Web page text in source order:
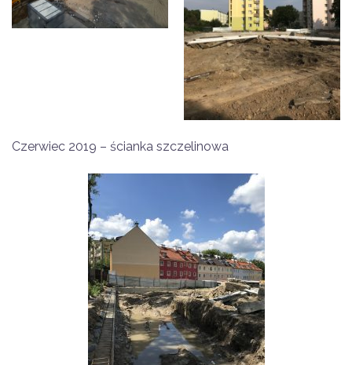
Czerwiec 2019 – ścianka szczelinowa